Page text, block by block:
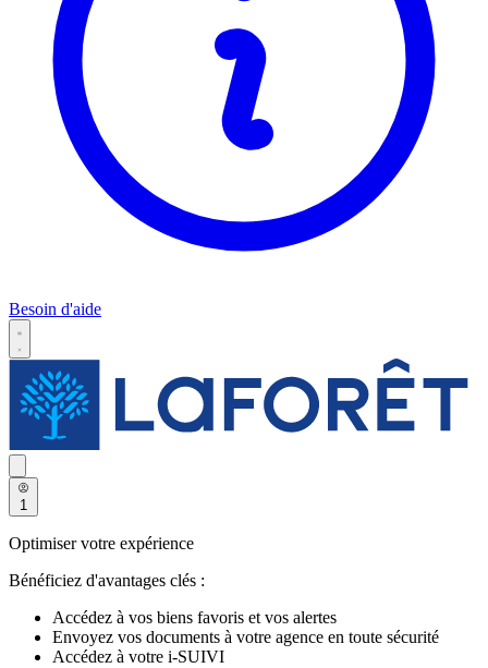
Besoin d'aide
1
Optimiser votre expérience
Bénéficiez d'avantages clés :
Accédez à vos biens favoris et vos alertes
Envoyez vos documents à votre agence en toute sécurité
Accédez à votre i-SUIVI